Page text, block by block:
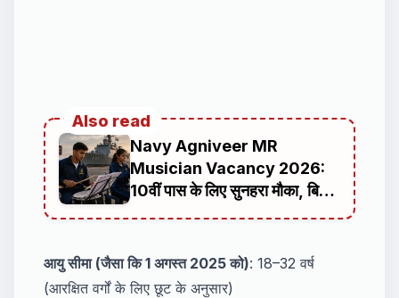
Also read
Navy Agniveer MR
Musician Vacancy 2026:
10वीं पास के लिए सुनहरा मौका, बिना
आवेदन कैसे करें
आयु सीमा (जैसा कि 1 अगस्त 2025 को): 18–32 वर्ष
(आरक्षित वर्गों के लिए छूट के अनुसार)